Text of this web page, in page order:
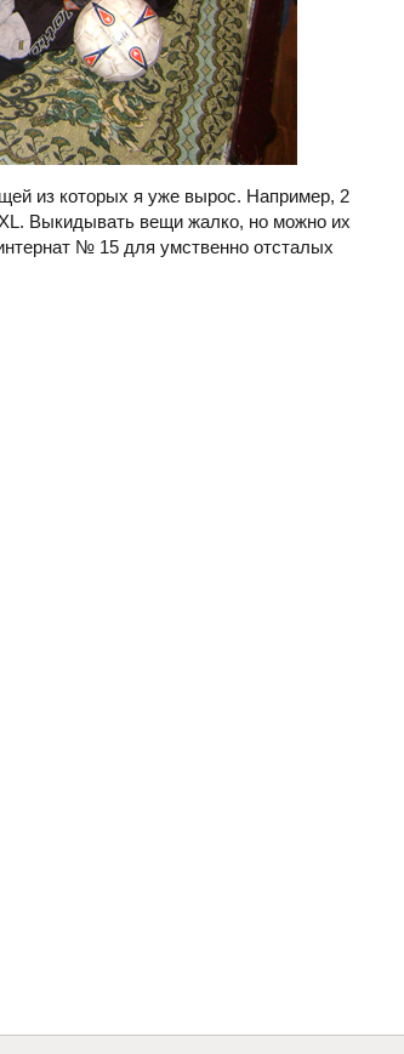
из которых я уже вырос. Например, 2
Выкидывать вещи жалко, но можно их
№ 15 для умственно отсталых